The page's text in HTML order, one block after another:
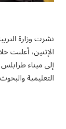
نشرت وزارة
الإثنين،
إلى ميناء
التعليمية